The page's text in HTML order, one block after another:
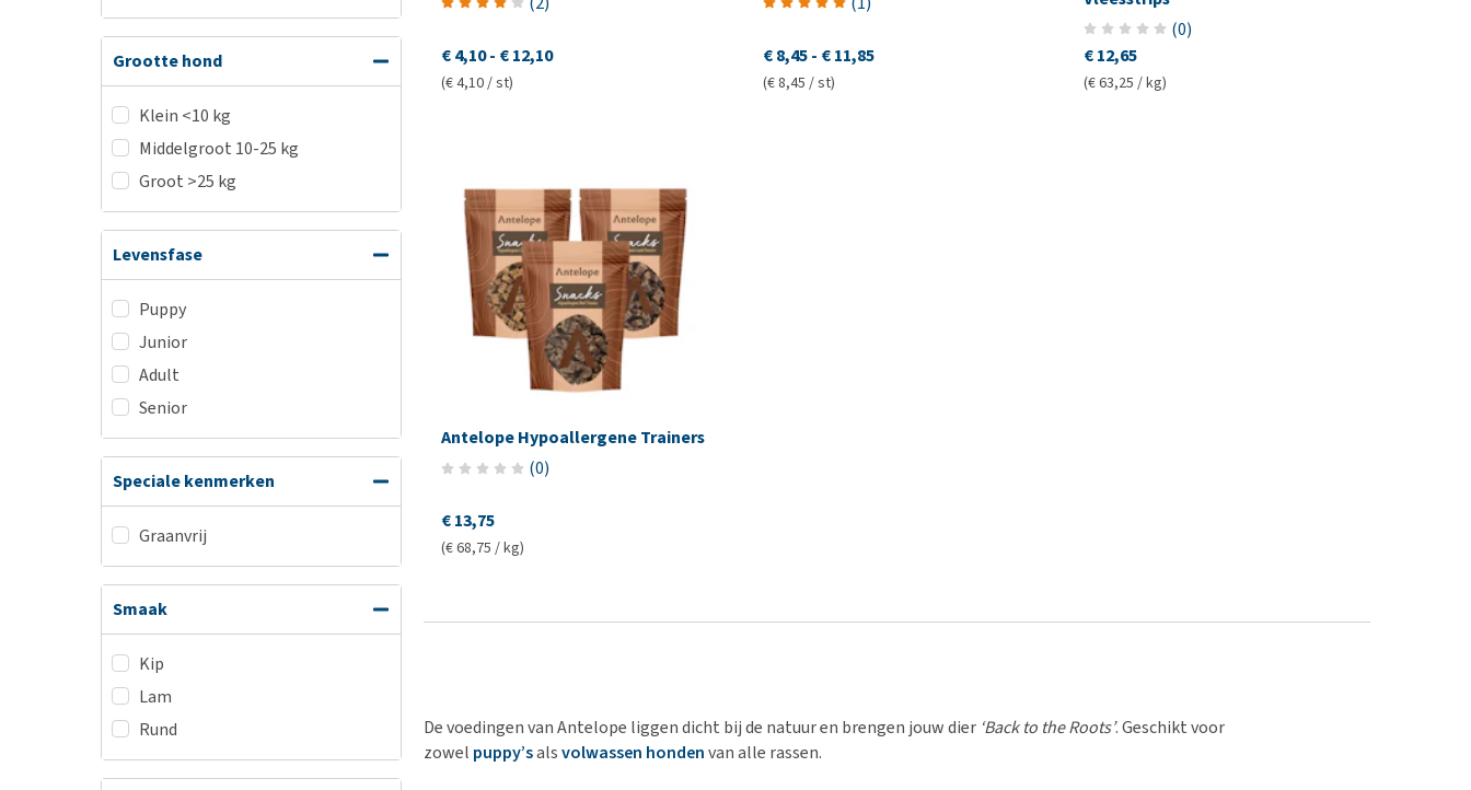
Grootte hond
Klein <10 kg
Middelgroot 10-25 kg
Groot >25 kg
Levensfase
Puppy
Junior
Adult
Senior
Speciale kenmerken
Graanvrij
Smaak
Kip
Lam
Rund
€ 4,10- € 12,10
(€ 4,10 / st)
€ 8,45 - € 11,85
(€ 8,45 / st)
(0)
€ 12,65
(€ 63,25 / kg)
Antelope Hypoallergene Trainers
(0)
€ 13,75
(€ 68,75 / kg)
De voedingen van Antelope liggen dicht bij de natuur en brengen jouw dier ‘Back to the Roots’. Geschikt voor
zowel puppy’salsvolwassen hondenvan alle rassen.